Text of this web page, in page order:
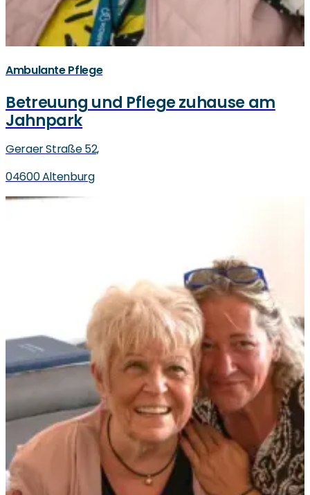
Ambulante Pflege
Betreuung und Pflege zuhause am
Jahnpark
Geraer Straße 52,
04600 Altenburg